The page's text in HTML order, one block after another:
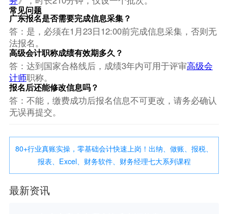
常见问题
广东报名是否需要完成信息采集？
答：是，必须在1月23日12:00前完成信息采集，否则无
法报名。
高级会计职称成绩有效期多久？
答：达到国家合格线后，成绩3年内可用于评审高级会
计师职称。
报名后还能修改信息吗？
答：不能，缴费成功后报名信息不可更改，请务必确认
无误再提交。
80+行业真账实操，零基础会计快速上岗！出纳、做账、报税、
报表、Excel、财务软件、财务经理七大系列课程
最新资讯